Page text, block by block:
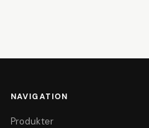
NAVIGATION
Produkter